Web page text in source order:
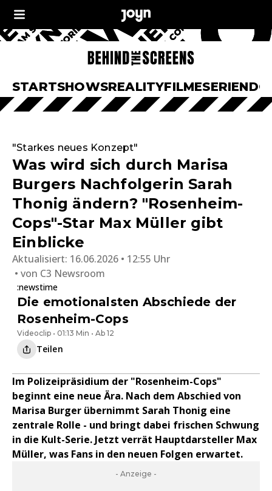
STARTSHOWSREALITYFILMESERIEN
"Starkes neues Konzept"
Was wird sich durch Marisa
Burgers Nachfolgerin Sarah
Thonig ändern? "Rosenheim-
Cops"-Star Max Müller gibt
Einblicke
Aktualisiert: 16.06.2026 • 12:55 Uhr
von C3 Newsroom
:newstime
Die emotionalsten Abschiede der
Rosenheim-Cops
Videoclip • 01:13 Min • Ab 12
Teilen
Im Polizeipräsidium der "Rosenheim-Cops"
beginnt eine neue Ära. Nach dem Abschied von
Marisa Burger übernimmt Sarah Thonig eine
zentrale Rolle - und bringt dabei frischen Schwung
in die Kult-Serie. Jetzt verrät Hauptdarsteller Max
Müller, was Fans in den neuen Folgen erwartet.
- Anzeige -